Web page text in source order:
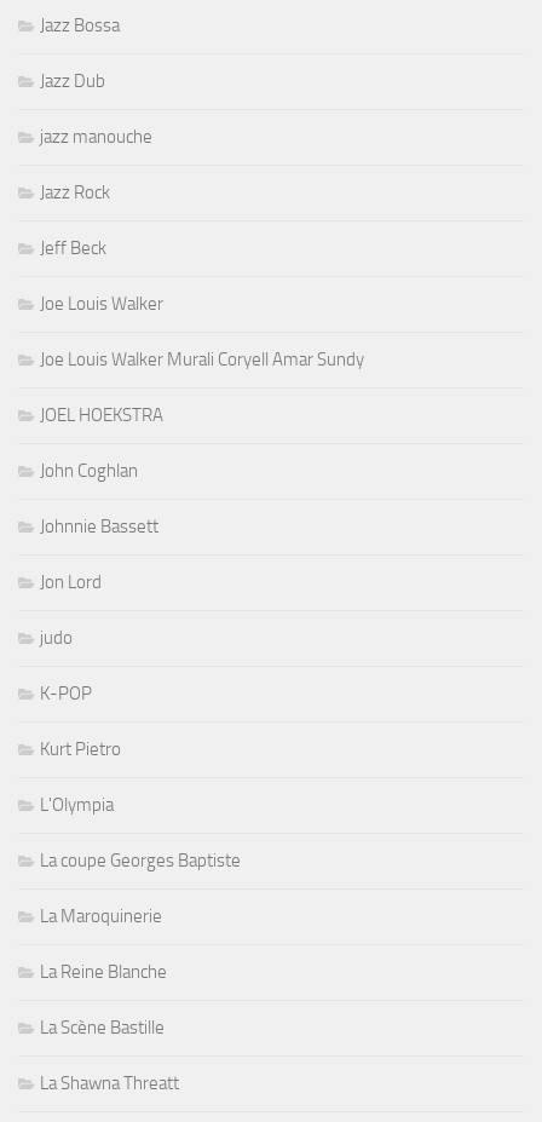
Jazz Bossa
Jazz Dub
jazz manouche
Jazz Rock
Jeff Beck
Joe Louis Walker
Joe Louis Walker Murali Coryell Amar Sundy
JOEL HOEKSTRA
John Coghlan
Johnnie Bassett
Jon Lord
judo
K-POP
Kurt Pietro
L'Olympia
La coupe Georges Baptiste
La Maroquinerie
La Reine Blanche
La Scène Bastille
La Shawna Threatt